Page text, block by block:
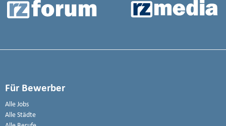
Für Bewerber
Alle Jobs
Alle Städte